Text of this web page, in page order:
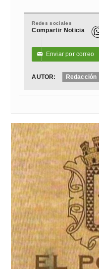
Redes sociales
Compartir Noticia
✉ Enviar por correo
AUTOR: Redacción